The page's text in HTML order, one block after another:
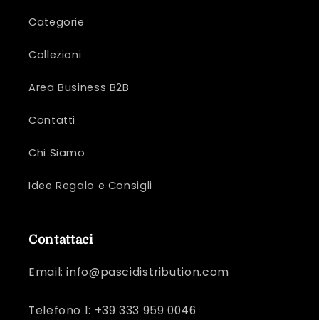
Categorie
Collezioni
Area Business B2B
Contatti
Chi Siamo
Idee Regalo e Consigli
Contattaci
Email: info@pascidistribution.com
Telefono 1: +39 333 959 0046